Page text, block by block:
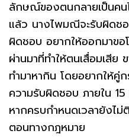
ลักษณ์ของตนกลายเป็นคน
แล้ว นางไพมณีจะรับผิดช
ผิดชอบ อยากให้ออกมาขอ
ผ่านมาที่ทำให้ตนเสื่อมเสีย
ทำมาหากิน โดยอยากให้
ความรับผิดชอบ ภายใน
หากครบกำหนดเวลายังไ
ตอนทางกฎหมาย